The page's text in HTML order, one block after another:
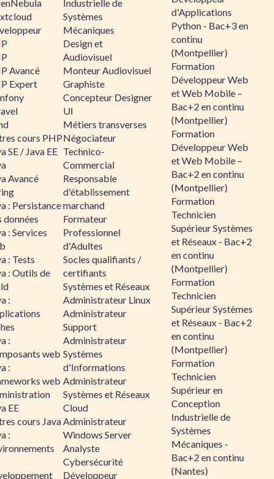
Avancé
Expert
cours PHP
SE / Java EE
Avancé
: Persistance
données
: Services
: Tests
: Outils de
:
:
web
:
web
EE
cours Java
:
Industrielle de
Systèmes
Mécaniques
Design et
Audiovisuel
Monteur Audiovisuel
Graphiste
Concepteur Designer
UI
Métiers transverses
Négociateur
Technico-
Commercial
Responsable
d'établissement
marchand
Formateur
Professionnel
d'Adultes
Socles qualifiants /
certifiants
Systèmes et Réseaux
Administrateur Linux
Administrateur
Support
Administrateur
Systèmes
d'Informations
Administrateur
Systèmes et Réseaux
Cloud
Administrateur
Windows Server
Analyste
Cybersécurité
Développeur
d'Applications
Python - Bac+3 en
continu
(Montpellier)
Formation
Développeur Web
et Web Mobile –
Bac+2 en continu
(Montpellier)
Formation
Développeur Web
et Web Mobile –
Bac+2 en continu
(Montpellier)
Formation
Technicien
Supérieur Systèmes
et Réseaux - Bac+2
en continu
(Montpellier)
Formation
Technicien
Supérieur Systèmes
et Réseaux - Bac+2
en continu
(Montpellier)
Formation
Technicien
Supérieur en
Conception
Industrielle de
Systèmes
Mécaniques -
Bac+2 en continu
(Nantes)